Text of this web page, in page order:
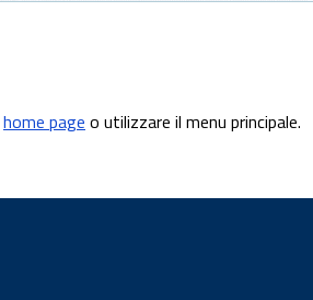
home page o utilizzare il menu principale.